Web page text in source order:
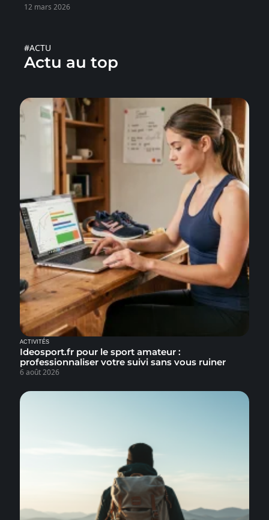
12 mars 2026
#ACTU
Actu au top
ACTIVITÉS
Ideosport.fr pour le sport amateur :
professionnaliser votre suivi sans vous ruiner
6 août 2026